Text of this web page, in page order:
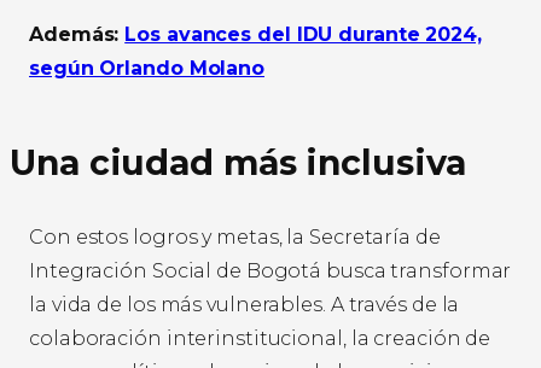
Además: Los avances del IDU durante 2024,
según Orlando Molano
Una ciudad más inclusiva
Con estos logros y metas, la Secretaría de
Integración Social de Bogotá busca transformar
la vida de los más vulnerables. A través de la
colaboración interinstitucional, la creación de